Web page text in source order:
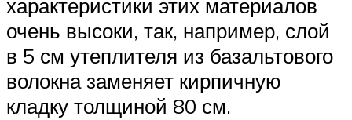
характеристики этих материалов
очень высоки, так, например, слой
в 5 см утеплителя из базальтового
волокна заменяет кирпичную
кладку толщиной 80 см.